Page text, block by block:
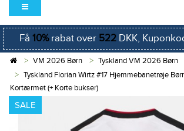
Få 10%rabat over 522DKK,
VM 2026 Børn
Tyskland VM 2026 Børn
Tyskland Florian Wirtz #17 Hjemmebanetrøje
Kortærmet (+ Korte bukser)
SALE